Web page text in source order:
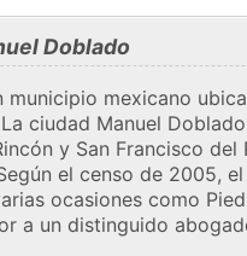
Doblado
mexicano
ciudad Manuel
y San Francisco
el censo de 2005,
ocasiones como
a un distinguido